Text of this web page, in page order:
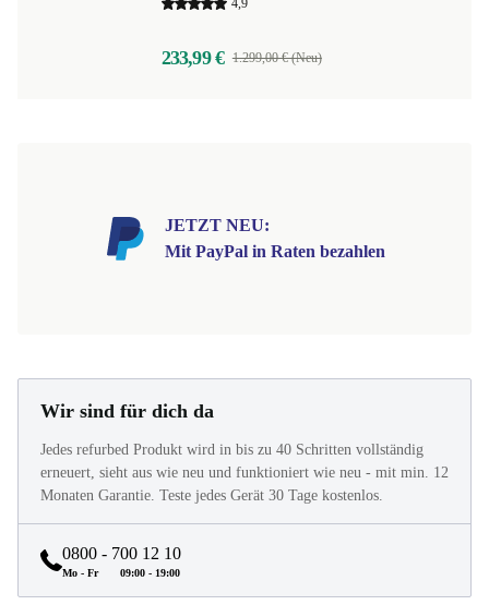
4,9
233,99 € 1.299,00 € (Neu)
JETZT NEU:
Mit PayPal in Raten bezahlen
Wir sind für dich da
Jedes refurbed Produkt wird in bis zu 40 Schritten vollständig
erneuert, sieht aus wie neu und funktioniert wie neu - mit min. 12
Monaten Garantie. Teste jedes Gerät 30 Tage kostenlos.
0800 - 700 12 10
Mo - Fr 09:00 - 19:00